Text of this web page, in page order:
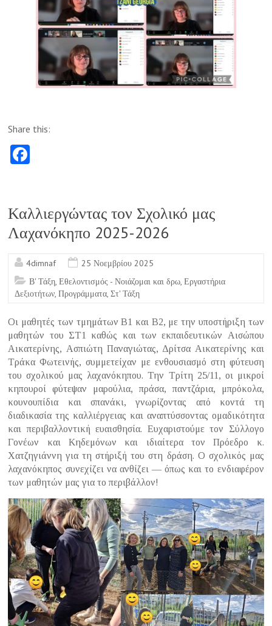
Share this:
o
o
Καλλιεργώντας τον Σχολικό μας
Λαχανόκηπο 2025-2026
4dimnaf
25 Νοεμβρίου 2025
Β' Τάξη,Εθελοντισμός - Νοιάζομαι και δρω,Εργαστήρια
Δεξιοτήτων,Προγράμματα,Στ' Τάξη
Οι μαθητές των τμημάτων Β1 και Β2, με την υποστήριξη των
μαθητών του ΣΤ1 καθώς και των εκπαιδευτικών Αισώπου
Αικατερίνης, Ασπιώτη Παναγιώτας, Δρίτσα Αικατερίνης και
Τράκα Φωτεινής, συμμετείχαν με ενθουσιασμό στη φύτευση
του σχολικού μας λαχανόκηπου. Την Τρίτη 25/11, οι μικροί
κηπουροί φύτεψαν μαρούλια, πράσα, παντζάρια, μπρόκολα,
κουνουπίδια και σπανάκι, γνωρίζοντας από κοντά τη
διαδικασία της καλλιέργειας και αναπτύσσοντας ομαδικότητα
και περιβαλλοντική ευαισθησία. Ευχαριστούμε τον Σύλλογο
Γονέων και Κηδεμόνων και ιδιαίτερα τον Πρόεδρο κ.
Χατζηγιάννη για τη στήριξή του στη δράση. Ο σχολικός μας
λαχανόκηπος συνεχίζει να ανθίζει — όπως και το ενδιαφέρον
των μαθητών μας για το περιβάλλον!